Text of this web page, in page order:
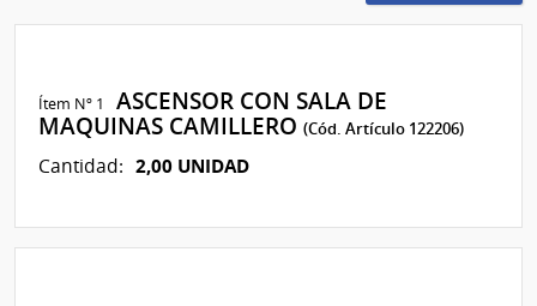
Ítem Nº 1
ASCENSOR CON SALA DE
MAQUINAS CAMILLERO(Cód. Artículo 122206)
Cantidad: 2,00 UNIDAD